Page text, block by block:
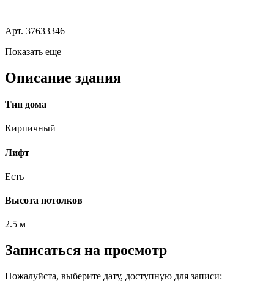
Арт. 37633346
Показать еще
Описание здания
Тип дома
Кирпичный
Лифт
Есть
Высота потолков
2.5 м
Записаться на просмотр
Пожалуйста, выберите дату, доступную для записи: